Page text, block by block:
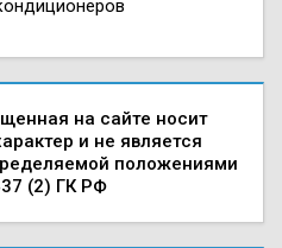
на сайте носит
и не является
положениями
(2) ГК РФ